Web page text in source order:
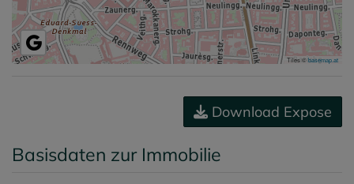
Tiles ©basemap.at
Download Expose
Basisdaten zur Immobilie